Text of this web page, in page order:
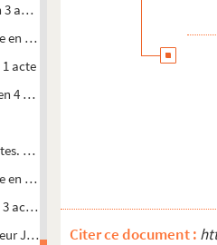
actes. 1921
3 actes. 1938
1 acte
4 actes. 1906
1897
3 actes. 1908
actes. 1902
Jésus Christ : drame en vers et en
Citer ce document :